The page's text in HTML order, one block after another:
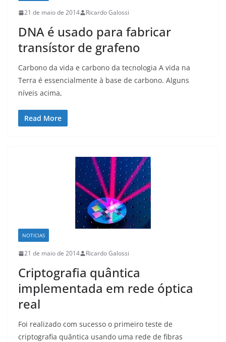
21 de maio de 2014 Ricardo Galossi
DNA é usado para fabricar
transístor de grafeno
Carbono da vida e carbono da tecnologia A vida na
Terra é essencialmente à base de carbono. Alguns
níveis acima,
Read More
NOTICIAS
21 de maio de 2014 Ricardo Galossi
Criptografia quântica
implementada em rede óptica
real
Foi realizado com sucesso o primeiro teste de
criptografia quântica usando uma rede de fibras